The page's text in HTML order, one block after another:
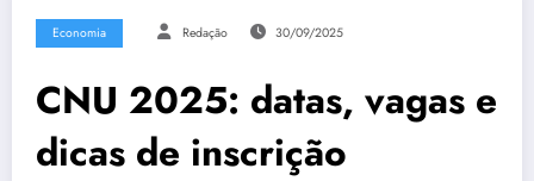
Economia Redação 30/09/2025
CNU 2025: datas, vagas e
dicas de inscrição